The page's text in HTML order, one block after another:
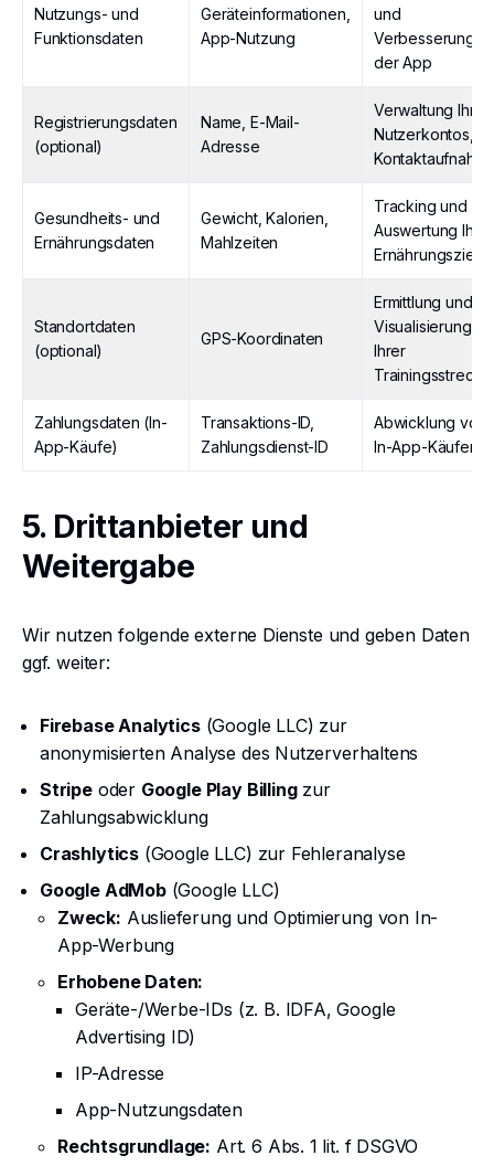
Nutzungs- und
Funktionsdaten
Geräteinformationen,
App-Nutzung
und
Verbesserung
der App
Registrierungsdaten
(optional)
Name, E-Mail-
Adresse
Verwaltung Ihres
Nutzerkontos,
Gesundheits- und
Ernährungsdaten
Gewicht, Kalorien,
Mahlzeiten
Tracking und
Auswertung Ihrer
Ernährungsziele
Standortdaten
(optional)
GPS-Koordinaten
Ermittlung und
Visualisierung
Ihrer
Zahlungsdaten (In-
App-Käufe)
Transaktions-ID,
Zahlungsdienst-ID
Abwicklung von
In-App-Käufen
5. Drittanbieter und
Weitergabe
Wir nutzen folgende externe Dienste und geben Daten
ggf. weiter:
Firebase Analytics(Google LLC) zur
anonymisierten Analyse des Nutzerverhaltens
Stripeoder Google Play Billingzur
Zahlungsabwicklung
Crashlytics (Google LLC) zur Fehleranalyse
Google AdMob(Google LLC)
Zweck: Auslieferung und Optimierung von In-
App-Werbung
Erhobene Daten:
Geräte-/Werbe-IDs (z. B. IDFA, Google
Advertising ID)
IP-Adresse
App-Nutzungsdaten
Rechtsgrundlage: Art. 6 Abs. 1 lit. f DSGVO